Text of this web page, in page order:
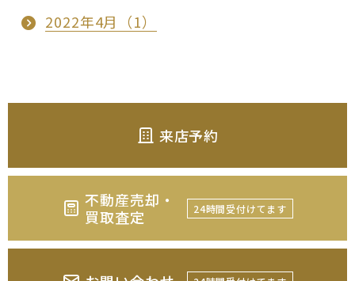
2022年4月（1）
来店予約
不動産売却・
買取査定
24時間受付けてます